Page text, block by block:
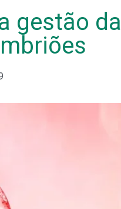
gestão da